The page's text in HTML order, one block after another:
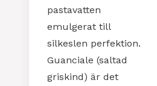
pastavatten
emulgerat till
silkeslen perfektion.
Guanciale (saltad
griskind) är det